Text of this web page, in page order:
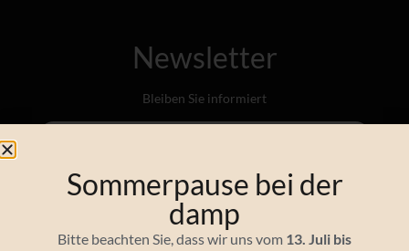
Newsletter
Bleiben Sie informiert
Sommerpause bei der
damp
Bitte beachten Sie, dass wir uns vom 13. Juli bis